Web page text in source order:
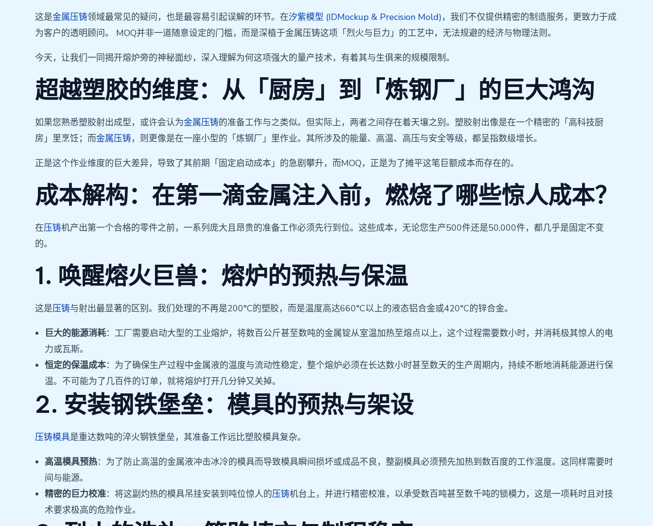
这是金属压铸领域最常见的疑问，也是最容易引起误解的环节。在汐紫模型 (IDMockup & Precision Mold)，我们不仅提供精密的制造服务，更致力于成
为客户的透明顾问。 MOQ并非一道随意设定的门槛，而是深植于金属压铸这项「烈火与巨力」的工艺中，无法规避的经济与物理法则。
今天，让我们一同揭开熔炉旁的神秘面纱，深入理解为何这项强大的量产技术，有着其与生俱来的规模限制。
超越塑胶的维度：从「厨房」到「炼钢厂」的巨大鸿沟
如果您熟悉塑胶射出成型，或许会认为金属压铸的准备工作与之类似。但实际上，两者之间存在着天壤之别。塑胶射出像是在一个精密的「高科技厨
房」里烹饪；而金属压铸，则更像是在一座小型的「炼钢厂」里作业。其所涉及的能量、高温、高压与安全等级，都呈指数级增长。
正是这个作业维度的巨大差异，导致了其前期「固定启动成本」的急剧攀升，而MOQ，正是为了摊平这笔巨额成本而存在的。
成本解构：在第一滴金属注入前，燃烧了哪些惊人成本？
在压铸机产出第一个合格的零件之前，一系列庞大且昂贵的准备工作必须先行到位。这些成本，无论您生产500件还是50,000件，都几乎是固定不变
的。
1. 唤醒熔火巨兽：熔炉的预热与保温
这是压铸与射出最显著的区别。我们处理的不再是200°C的塑胶，而是温度高达660°C以上的液态铝合金或420°C的锌合金。
巨大的能源消耗：工厂需要启动大型的工业熔炉，将数百公斤甚至数吨的金属锭从室温加热至熔点以上，这个过程需要数小时，并消耗极其惊人的电
力或瓦斯。
恒定的保温成本：为了确保生产过程中金属液的温度与流动性稳定，整个熔炉必须在长达数小时甚至数天的生产周期内，持续不断地消耗能源进行保
温。不可能为了几百件的订单，就将熔炉打开几分钟又关掉。
2. 安装钢铁堡垒：模具的预热与架设
压铸模具是重达数吨的淬火钢铁堡垒，其准备工作远比塑胶模具复杂。
高温模具预热：为了防止高温的金属液冲击冰冷的模具而导致模具瞬间损坏或成品不良，整副模具必须预先加热到数百度的工作温度。这同样需要时
间与能源。
精密的巨力校准：将这副灼热的模具吊挂安装到吨位惊人的压铸机台上，并进行精密校准，以承受数百吨甚至数千吨的锁模力，这是一项耗时且对技
术要求极高的危险作业。